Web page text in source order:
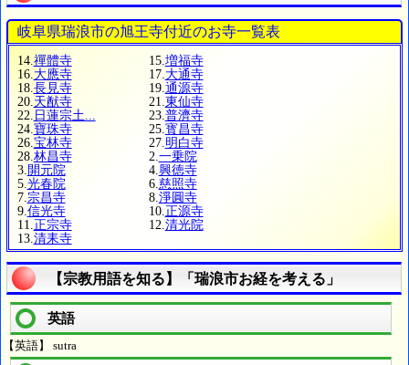
岐阜県瑞浪市の旭王寺付近のお寺一覧表
14. 禪體寺 15. 増福寺
16. 大應寺 17. 大通寺
18. 長見寺 19. 通源寺
20. 天猷寺 21. 東仙寺
22. 日蓮宗土... 23. 普濟寺
24. 寶珠寺 25. 寳昌寺
26. 宝林寺 27. 明白寺
28. 林昌寺 2. 一乗院
3. 開元院 4. 興徳寺
5. 光春院 6. 慈照寺
7. 宗昌寺 8. 淨圓寺
9. 信光寺 10. 正源寺
11. 正宗寺 12. 清光院
13. 清耒寺
【宗教用語を知る】「瑞浪市お経を考える」
英語
【英語】 sutra